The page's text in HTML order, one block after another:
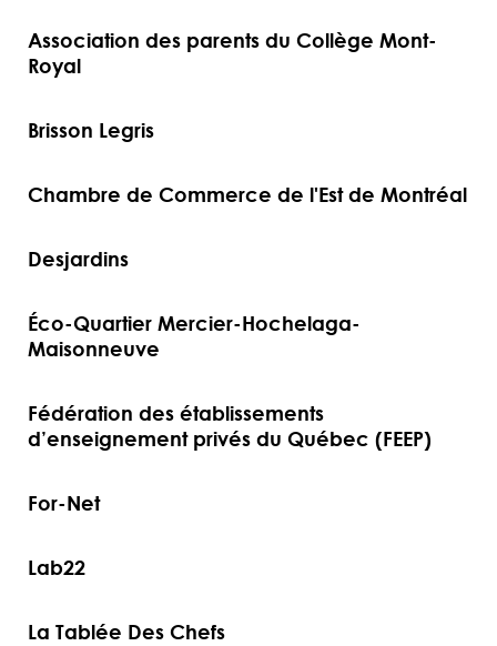
Association des parents du Collège Mont-
Royal
Brisson Legris
Chambre de Commerce de l'Est de Montréal
Desjardins
Éco-Quartier Mercier-Hochelaga-
Maisonneuve
Fédération des établissements
d’enseignement privés du Québec (FEEP)
For-Net
Lab22
La Tablée Des Chefs